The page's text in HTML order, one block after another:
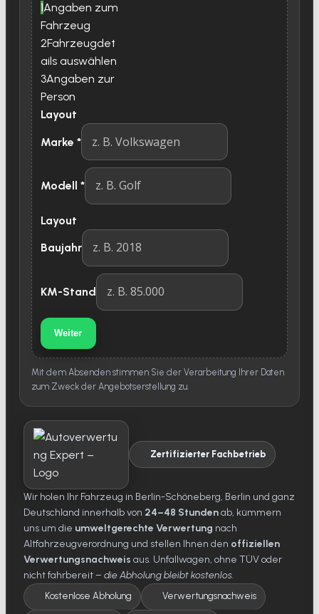
1Angaben zum
Fahrzeug
2Fahrzeugdet
ails auswählen
3Angaben zur
Person
Layout
Marke *
Modell *
Layout
Baujahr
KM-Stand
Weiter
Mit dem Absenden stimmen Sie der Verarbeitung Ihrer Daten
zum Zweck der Angebotserstellung zu.
Zertifizierter Fachbetrieb
Wir holen Ihr Fahrzeug in Berlin-Schöneberg, Berlin und ganz
Deutschland innerhalb von 24–48 Stundenab, kümmern
uns um die umweltgerechte Verwertung nach
Altfahrzeugverordnung und stellen Ihnen den offiziellen
Verwertungsnachweis aus. Unfallwagen, ohne TÜV oder
nicht fahrbereit – die Abholung bleibt kostenlos.
Kostenlose Abholung Verwertungsnachweis